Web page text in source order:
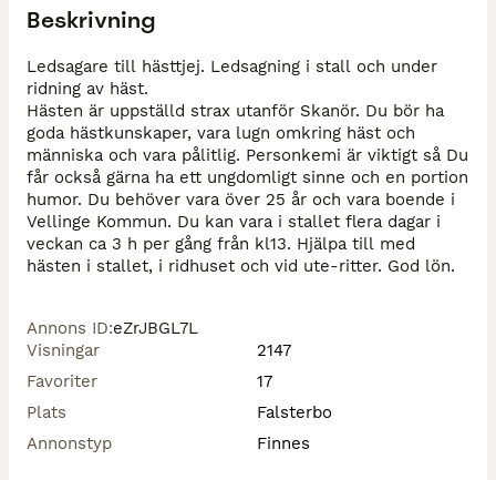
Beskrivning
Ledsagare till hästtjej. Ledsagning i stall och under
ridning av häst.
Hästen är uppställd strax utanför Skanör. Du bör ha
goda hästkunskaper, vara lugn omkring häst och
människa och vara pålitlig. Personkemi är viktigt så Du
får också gärna ha ett ungdomligt sinne och en portion
humor. Du behöver vara över 25 år och vara boende i
Vellinge Kommun. Du kan vara i stallet flera dagar i
veckan ca 3 h per gång från kl13. Hjälpa till med
hästen i stallet, i ridhuset och vid ute-ritter. God lön.
Annons ID:eZrJBGL7L
Visningar
2147
Favoriter
17
Plats
Falsterbo
Annonstyp
Finnes